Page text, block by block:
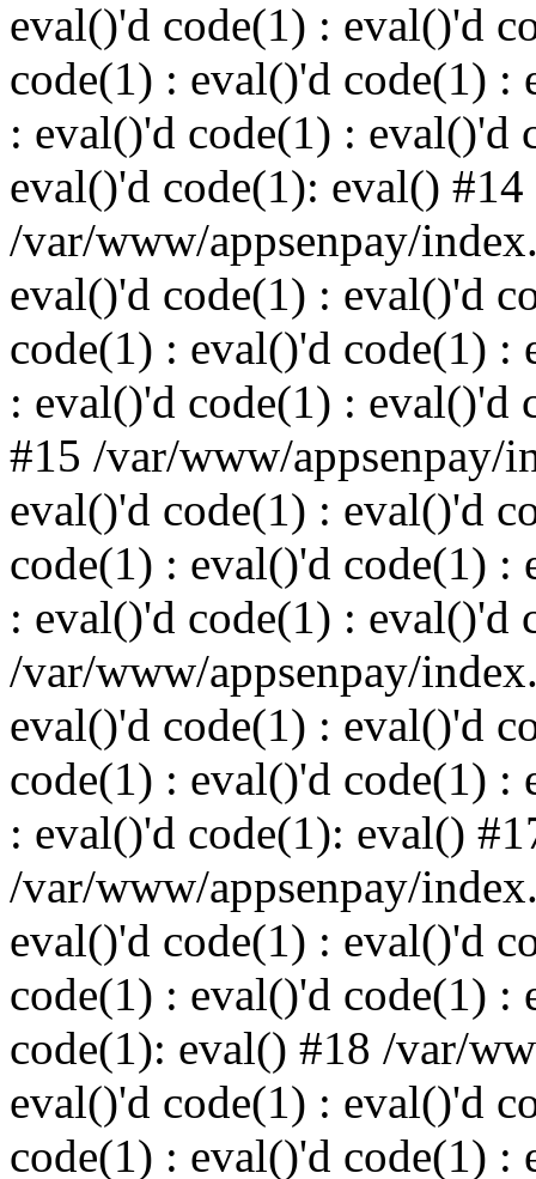
eval()'d code(1) : eval()'d
code(1) : eval()'d code(1) :
: eval()'d code(1) : eval()'d
eval()'d code(1): eval() #14
/var/www/appsenpay/
eval()'d code(1) : eval()'d
code(1) : eval()'d code(1) :
: eval()'d code(1) : eval()'d
#15 /var/www/appsenpay/
eval()'d code(1) : eval()'d
code(1) : eval()'d code(1) :
: eval()'d code(1) : eval()'d
/var/www/appsenpay/
eval()'d code(1) : eval()'d
code(1) : eval()'d code(1) :
: eval()'d code(1): eval()
/var/www/appsenpay/
eval()'d code(1) : eval()'d
code(1) : eval()'d code(1) :
code(1): eval() #18 /var/
eval()'d code(1) : eval()'d
code(1) : eval()'d code(1) :